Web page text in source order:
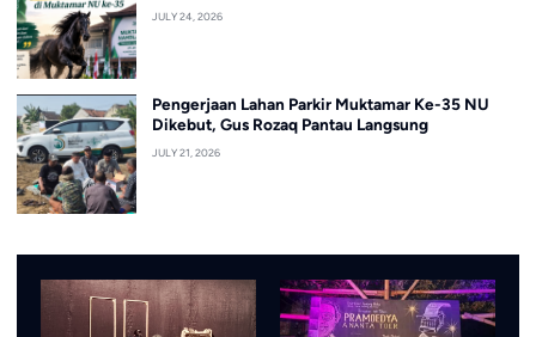
JULY 24, 2026
Pengerjaan Lahan Parkir Muktamar Ke-35 NU
Dikebut, Gus Rozaq Pantau Langsung
JULY 21, 2026